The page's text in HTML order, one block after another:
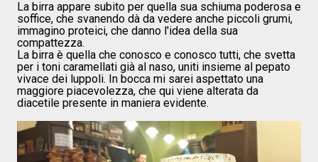
La birra appare subito per quella sua schiuma poderosa e
soffice, che svanendo dà da vedere anche piccoli grumi,
immagino proteici, che danno l'idea della sua
compattezza.
La birra è quella che conosco e conosco tutti, che svetta
per i toni caramellati già al naso, uniti insieme al pepato
vivace dei luppoli. In bocca mi sarei aspettato una
maggiore piacevolezza, che qui viene alterata da
diacetile presente in maniera evidente.